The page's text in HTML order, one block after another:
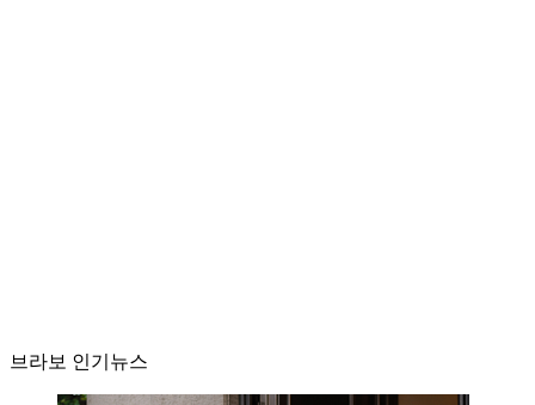
브라보 인기뉴스